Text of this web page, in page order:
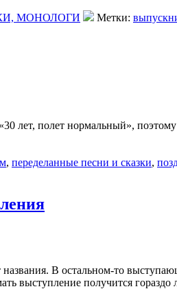
МОНОЛОГИ Метки:
лет, полет нормальный»,
, переделанные песни и сказки,
В остальном-то
выступление получится гораздо